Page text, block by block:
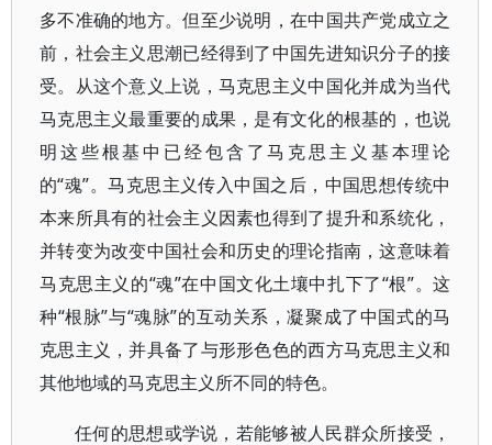
多不准确的地方。但至少说明，在中国共产党成立之
前，社会主义思潮已经得到了中国先进知识分子的接
受。从这个意义上说，马克思主义中国化并成为当代
马克思主义最重要的成果，是有文化的根基的，也说
明这些根基中已经包含了马克思主义基本理论
的“魂”。马克思主义传入中国之后，中国思想传统中
本来所具有的社会主义因素也得到了提升和系统化，
并转变为改变中国社会和历史的理论指南，这意味着
马克思主义的“魂”在中国文化土壤中扎下了“根”。这
种“根脉”与“魂脉”的互动关系，凝聚成了中国式的马
克思主义，并具备了与形形色色的西方马克思主义和
其他地域的马克思主义所不同的特色。
任何的思想或学说，若能够被人民群众所接受，